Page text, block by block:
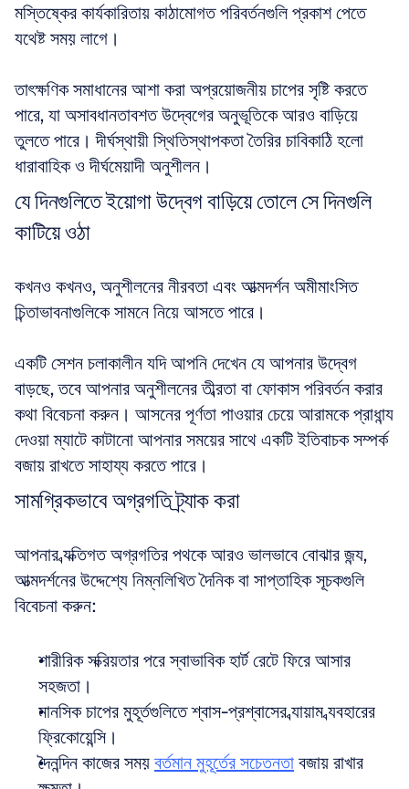
মস্তিষ্কের কার্যকারিতায় কাঠামোগত পরিবর্তনগুলি প্রকাশ পেতে
যথেষ্ট সময় লাগে।
তাৎক্ষণিক সমাধানের আশা করা অপ্রয়োজনীয় চাপের সৃষ্টি করতে
পারে, যা অসাবধানতাবশত উদ্বেগের অনুভূতিকে আরও বাড়িয়ে
তুলতে পারে। দীর্ঘস্থায়ী স্থিতিস্থাপকতা তৈরির চাবিকাঠি হলো
ধারাবাহিক ও দীর্ঘমেয়াদী অনুশীলন।
যে দিনগুলিতে ইয়োগা উদ্বেগ বাড়িয়ে তোলে সে দিনগুলি
কাটিয়ে ওঠা
কখনও কখনও, অনুশীলনের নীরবতা এবং আত্মদর্শন অমীমাংসিত
চিন্তাভাবনাগুলিকে সামনে নিয়ে আসতে পারে।
একটি সেশন চলাকালীন যদি আপনি দেখেন যে আপনার উদ্বেগ
বাড়ছে, তবে আপনার অনুশীলনের তীব্রতা বা ফোকাস পরিবর্তন করার
কথা বিবেচনা করুন। আসনের পূর্ণতা পাওয়ার চেয়ে আরামকে প্রাধান্য
দেওয়া ম্যাটে কাটানো আপনার সময়ের সাথে একটি ইতিবাচক সম্পর্ক
বজায় রাখতে সাহায্য করতে পারে।
সামগ্রিকভাবে অগ্রগতি ট্র্যাক করা
আপনার ব্যক্তিগত অগ্রগতির পথকে আরও ভালভাবে বোঝার জন্য,
আত্মদর্শনের উদ্দেশ্যে নিম্নলিখিত দৈনিক বা সাপ্তাহিক সূচকগুলি
বিবেচনা করুন:
শারীরিক সক্রিয়তার পরে স্বাভাবিক হার্ট রেটে ফিরে আসার
সহজতা।
মানসিক চাপের মুহূর্তগুলিতে শ্বাস-প্রশ্বাসের ব্যায়াম ব্যবহারের
ফ্রিকোয়েন্সি।
দৈনন্দিন কাজের সময় বর্তমান মুহূর্তের সচেতনতা বজায় রাখার